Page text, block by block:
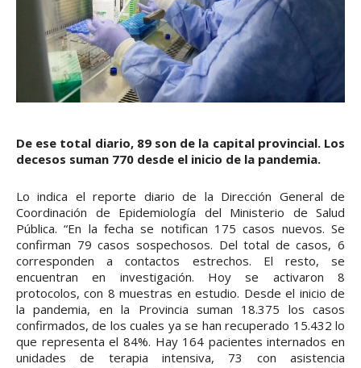
De ese total diario, 89 son de la capital provincial. Los
decesos suman 770 desde el inicio de la pandemia.
Lo indica el reporte diario de la Dirección General de
Coordinación de Epidemiología del Ministerio de Salud
Pública. “En la fecha se notifican 175 casos nuevos. Se
confirman 79 casos sospechosos. Del total de casos, 6
corresponden a contactos estrechos. El resto, se
encuentran en investigación. Hoy se activaron 8
protocolos, con 8 muestras en estudio. Desde el inicio de
la pandemia, en la Provincia suman 18.375 los casos
confirmados, de los cuales ya se han recuperado 15.432 lo
que representa el 84%. Hay 164 pacientes internados en
unidades de terapia intensiva, 73 con asistencia